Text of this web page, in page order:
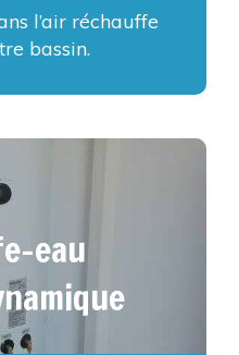
l’air réchauffe
bassin.
eau